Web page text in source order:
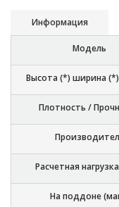
Информация
Модель
Высота (*) ширина
Плотность /
Расчетная
На поддоне